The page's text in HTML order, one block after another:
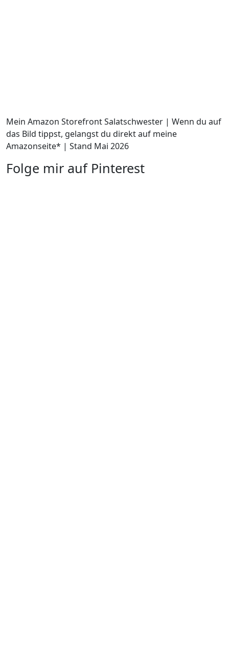
Mein Amazon Storefront Salatschwester | Wenn du auf
das Bild tippst, gelangst du direkt auf meine
Amazonseite* | Stand Mai 2026
Folge mir auf Pinterest